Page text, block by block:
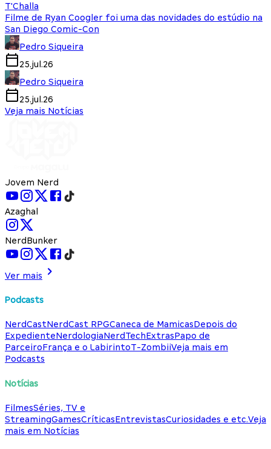
T'Challa
Filme de Ryan Coogler foi uma das novidades do estúdio na
San Diego Comic-Con
Pedro Siqueira
25.jul.26
Pedro Siqueira
25.jul.26
Veja mais Notícias
Jovem Nerd
Azaghal
NerdBunker
Ver mais
Podcasts
NerdCastNerdCast RPGCaneca de MamicasDepois do
ExpedienteNerdologiaNerdTechExtrasPapo de
ParceiroFrança e o LabirintoT-ZombiiVeja mais em
Podcasts
Notícias
FilmesSéries, TV e
StreamingGamesCríticasEntrevistasCuriosidades e etc.Veja
mais em Notícias